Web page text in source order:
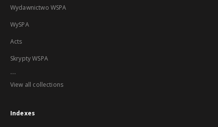
Wydawnictwo WSPA
WySPA
Acts
Skrypty WSPA
...
View all collections
Indexes